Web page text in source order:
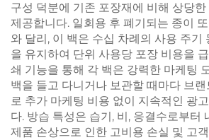
구성 덕분에 기존 포장재에 비해 상당
제공합니다. 일회용 후 폐기되는 종이
와 달리, 이 백은 수십 차례의 사용 주기
을 유지하여 단위 사용당 포장 비용을
쇄 기능을 통해 각 백은 강력한 마케팅
백을 들고 다니거나 보관할 때마다 브
로 추가 마케팅 비용 없이 지속적인 광
다. 방습 특성은 습기, 비, 응결수로부터
제품 손상으로 인한 고비용 손실 및 고